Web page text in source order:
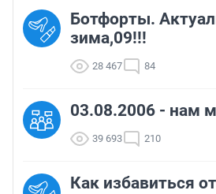
Ботфорты.
зима,09!!!
28 467 84
03.08.2006 - нам
39 693 210
Как избавиться